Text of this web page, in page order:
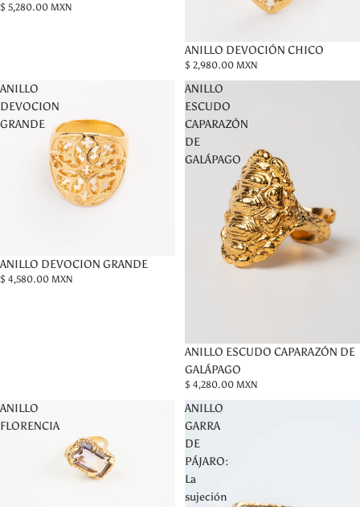
$ 5,280.00 MXN
ANILLO DEVOCIÓN CHICO
$ 2,980.00 MXN
ANILLO
DEVOCION
GRANDE
ANILLO DEVOCION GRANDE
$ 4,580.00 MXN
ANILLO
ESCUDO
CAPARAZÓN
DE
GALÁPAGO
ANILLO ESCUDO CAPARAZÓN DE
GALÁPAGO
$ 4,280.00 MXN
ANILLO
FLORENCIA
ANILLO
GARRA
DE
PÁJARO:
La
sujeción